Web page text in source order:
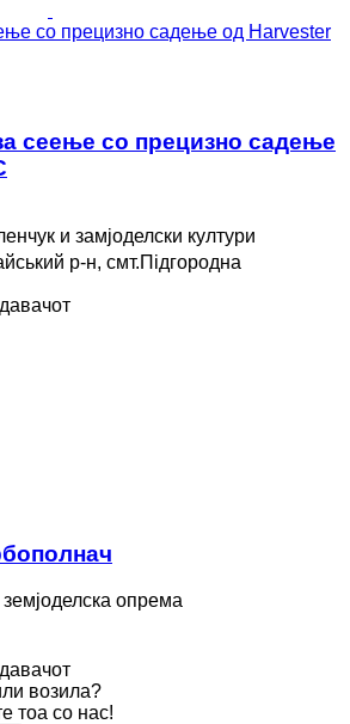
со прецизно садење од Harvester
сеење со прецизно садење
и замјоделски култури
р-н, смт.Підгородна
опрема
возила?
тоа со нас!